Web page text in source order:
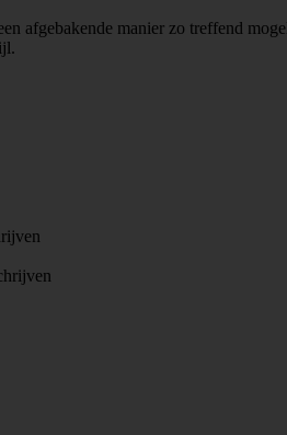
afgebakende manier zo treffend